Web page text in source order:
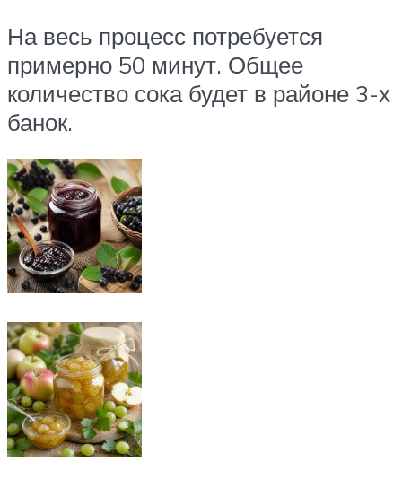
На весь процесс потребуется
примерно 50 минут. Общее
количество сока будет в районе 3-х
банок.